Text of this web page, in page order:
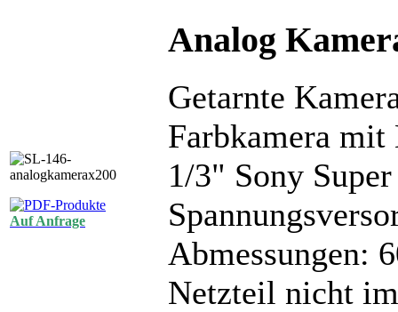
Auf Anfrage
Analog
Getarnte
Farbkamera
1/3" Sony
Abmessungen:
Netzteil nicht